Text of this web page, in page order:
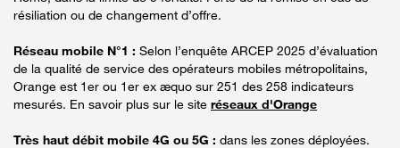
résiliation ou de changement d’offre.
Réseau mobile N°1 : Selon l’enquête ARCEP 2025 d’évaluation
de la qualité de service des opérateurs mobiles métropolitains,
Orange est 1er ou 1er ex æquo sur 251 des 258 indicateurs
mesurés. En savoir plus sur le site réseaux d'Orange
Très haut débit mobile 4G ou 5G : dans les zones déployées.